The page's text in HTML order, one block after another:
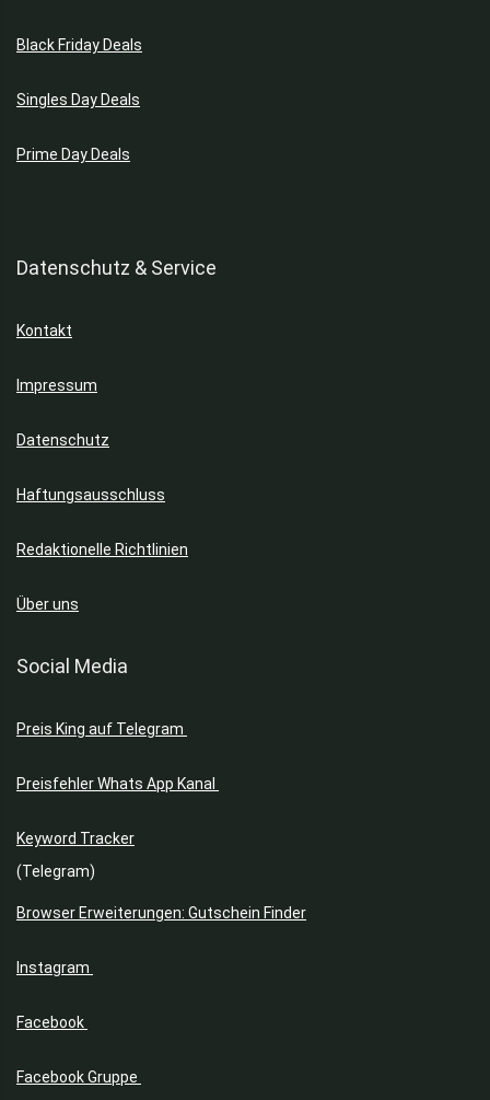
Black Friday Deals
Singles Day Deals
Prime Day Deals
Datenschutz & Service
Kontakt
Impressum
Datenschutz
Haftungsausschluss
Redaktionelle Richtlinien
Über uns
Social Media
Preis King auf Telegram
Preisfehler Whats App Kanal
Keyword Tracker
(Telegram)
Browser Erweiterungen: Gutschein Finder
Instagram
Facebook
Facebook Gruppe